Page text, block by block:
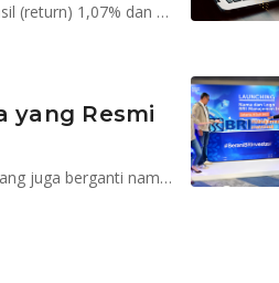
BRI Indeks Syariah dan BNP Paribas IDX Growth30 mencetak imbal hasil (return) 1,07% dan 1,05% dalam sehari
yang Resmi
Perubahan nama menyusul akuisisi oleh BRI terhadap Danareksa IM yang juga berganti nama jadi PT BRI Manajemen Investasi